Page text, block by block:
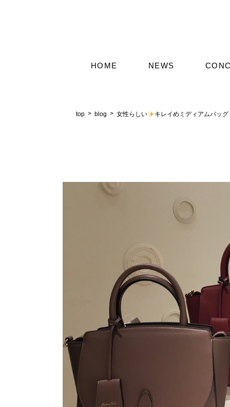
HOME NEWS
top blog 女性らしい キレイめミディアムバッグ